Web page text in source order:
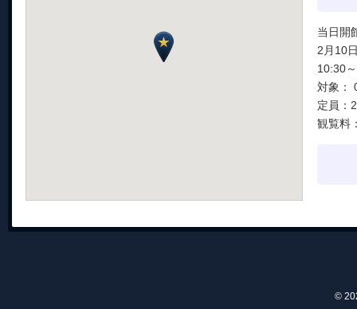
当日開
2月10
10:30
対象：
定員：
観覧料
©